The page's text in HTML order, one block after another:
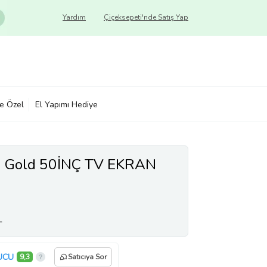
Çiçeksepeti'nde Satış Yap
Yardım
Özel El Yapımı Hediye
50İNÇ TV EKRAN
9,3 Satıcıya Sor